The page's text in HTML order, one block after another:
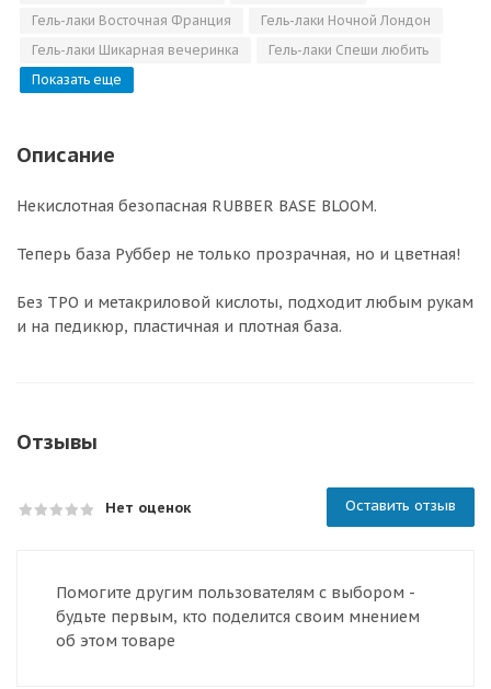
Гель-лаки Восточная Франция
Гель-лаки Ночной Лондон
Гель-лаки Шикарная вечеринка
Гель-лаки Спеши любить
Показать еще
Описание
Некислотная безопасная RUBBER BASE BLOOM.
Теперь база Руббер не только прозрачная, но и цветная!
Без TPO и метакриловой кислоты, подходит любым рукам
и на педикюр, пластичная и плотная база.
Отзывы
Нет оценок Оставить отзыв
Помогите другим пользователям с выбором -
будьте первым, кто поделится своим мнением
об этом товаре